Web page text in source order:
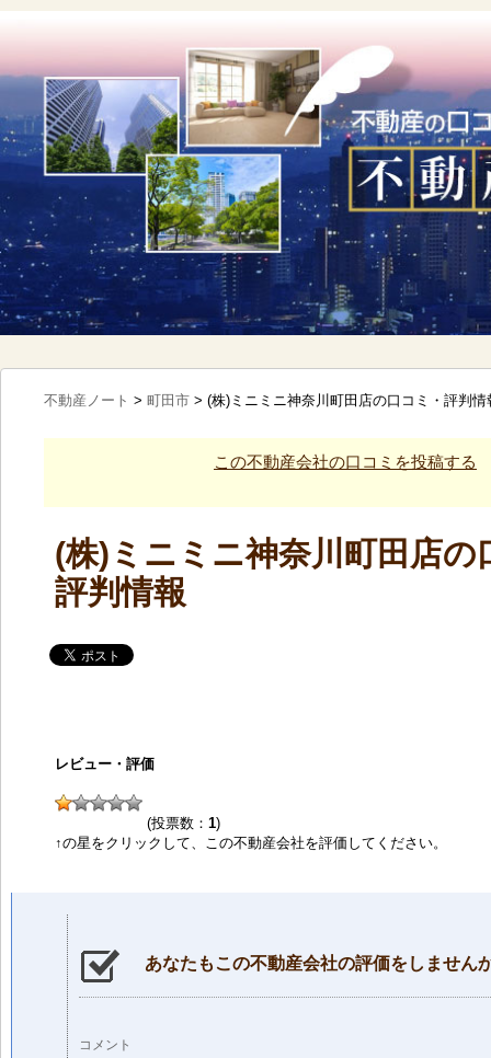
不動産ノート > 町田市 > (株)ミニミニ神奈川町田店の口コミ・評判情
この不動産会社の口コミを投稿する
(株)ミニミニ神奈川町田店の
評判情報
レビュー・評価
(投票数： 1)
↑の星をクリックして、この不動産会社を評価してください。
あなたもこの不動産会社の評価をしません
コメント